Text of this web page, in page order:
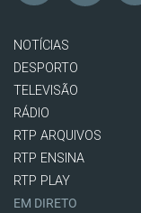
NOTÍCIAS
DESPORTO
TELEVISÃO
RÁDIO
RTP ARQUIVOS
RTP ENSINA
RTP PLAY
EM DIRETO